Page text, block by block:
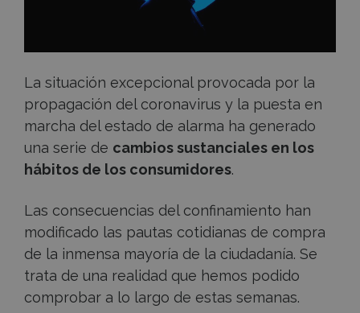
La situación excepcional provocada por la
propagación del coronavirus y la puesta en
marcha del estado de alarma ha generado
una serie de cambios sustanciales en los
hábitos de los consumidores.
Las consecuencias del confinamiento han
modificado las pautas cotidianas de compra
de la inmensa mayoría de la ciudadanía. Se
trata de una realidad que hemos podido
comprobar a lo largo de estas semanas.